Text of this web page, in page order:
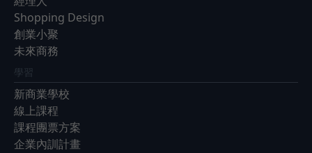
Shopping Design
創業小聚
未來商務
學習
新商業學校
線上課程
課程團票方案
企業內訓計畫